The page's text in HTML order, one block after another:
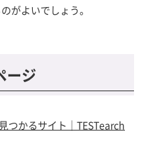
がよいでしょう。
ージ
つかるサイト｜TESTearch